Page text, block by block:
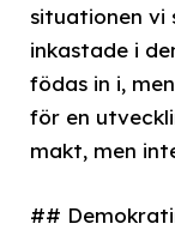
situationen vi
inkastade i
födas in i,
för en
makt, men
##